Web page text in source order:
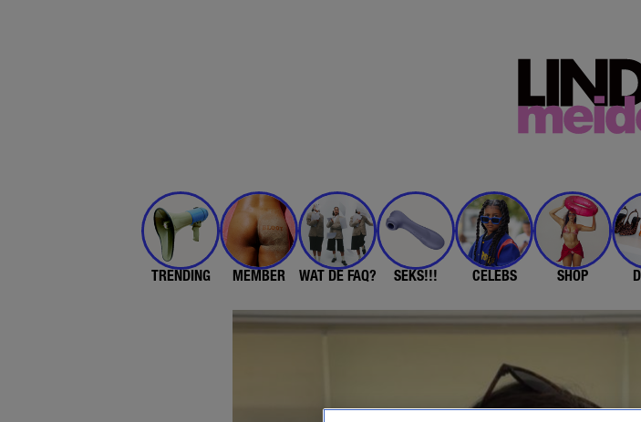
TRENDING MEMBER WAT DE FAQ? SEKS!!! CELEBS SHOP